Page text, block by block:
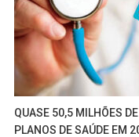
QUASE 50,5 MILHÕES
PLANOS DE SAÚDE EM